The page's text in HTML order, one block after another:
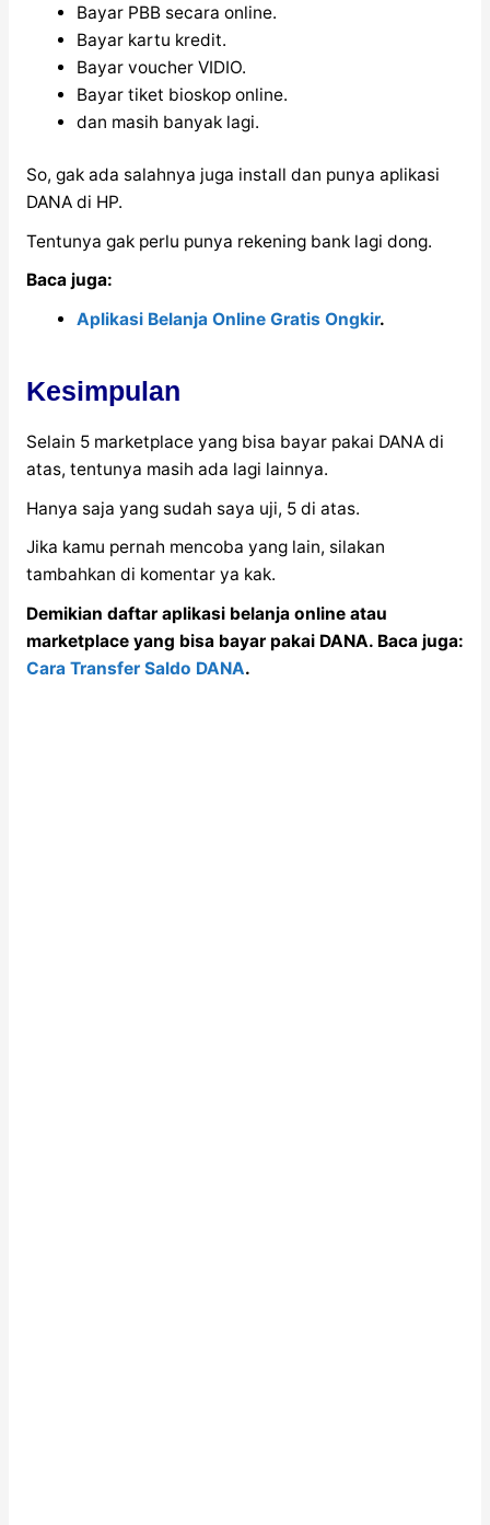
Bayar PBB secara online.
Bayar kartu kredit.
Bayar voucher VIDIO.
Bayar tiket bioskop online.
dan masih banyak lagi.
So, gak ada salahnya juga install dan punya aplikasi
DANA di HP.
Tentunya gak perlu punya rekening bank lagi dong.
Baca juga:
Aplikasi Belanja Online Gratis Ongkir.
Kesimpulan
Selain 5 marketplace yang bisa bayar pakai DANA di
atas, tentunya masih ada lagi lainnya.
Hanya saja yang sudah saya uji, 5 di atas.
Jika kamu pernah mencoba yang lain, silakan
tambahkan di komentar ya kak.
Demikian daftar aplikasi belanja online atau
marketplace yang bisa bayar pakai DANA. Baca juga:
Cara Transfer Saldo DANA.